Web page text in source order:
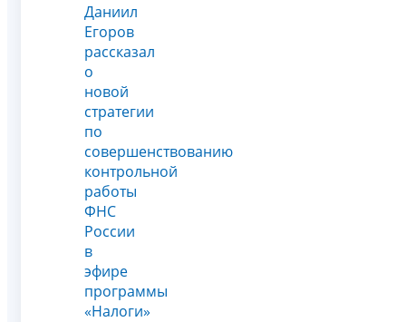
Даниил
Егоров
рассказал
о
новой
стратегии
по
совершенствованию
контрольной
работы
ФНС
России
в
эфире
программы
«Налоги»